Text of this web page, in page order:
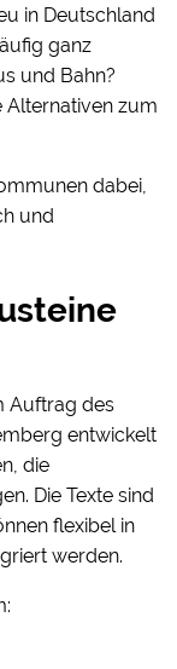
in Deutschland
ganz
und Bahn?
Alternativen zum
dabei,
und
Auftrag des
entwickelt
die
Die Texte sind
flexibel in
werden.